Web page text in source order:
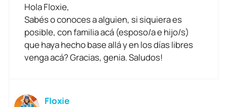
Hola Floxie,
Sabés o conoces a alguien, si siquiera es
posible, con familia acá (esposo/a e hijo/s)
que haya hecho base allá y en los días libres
venga acá? Gracias, genia. Saludos!
Floxie